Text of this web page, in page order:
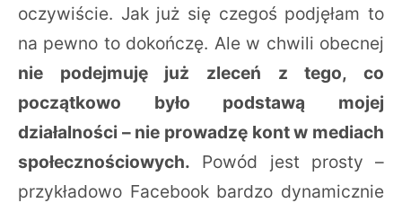
oczywiście. Jak już się czegoś podjęłam to
na pewno to dokończę. Ale w chwili obecnej
nie podejmuję już zleceń z tego, co
początkowo było podstawą mojej
działalności – nie prowadzę kont w mediach
społecznościowych. Powód jest prosty –
przykładowo Facebook bardzo dynamicznie